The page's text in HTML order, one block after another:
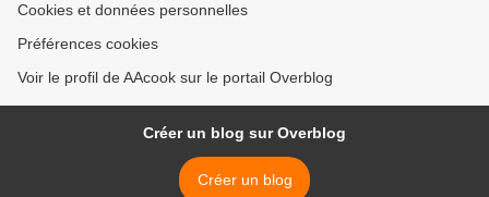
Cookies et données personnelles
Préférences cookies
Voir le profil de AAcook sur le portail Overblog
Créer un blog sur Overblog
Créer un blog